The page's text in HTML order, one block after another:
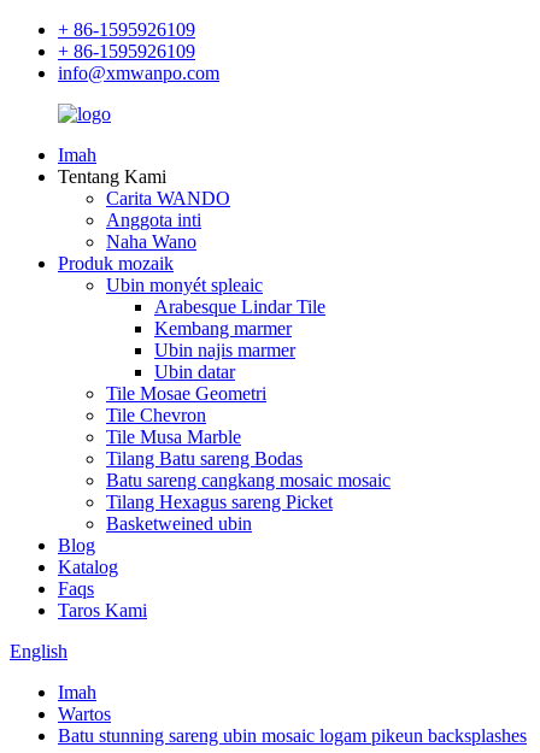
+ 86-1595926109
+ 86-1595926109
info@xmwanpo.com
Imah
Tentang Kami
Carita WANDO
Anggota inti
Naha Wano
Produk mozaik
Ubin monyét spleaic
Arabesque Lindar Tile
Kembang marmer
Ubin najis marmer
Ubin datar
Tile Mosae Geometri
Tile Chevron
Tile Musa Marble
Tilang Batu sareng Bodas
Batu sareng cangkang mosaic mosaic
Tilang Hexagus sareng Picket
Basketweined ubin
Blog
Katalog
Faqs
Taros Kami
English
Imah
Wartos
Batu stunning sareng ubin mosaic logam pikeun backsplashes